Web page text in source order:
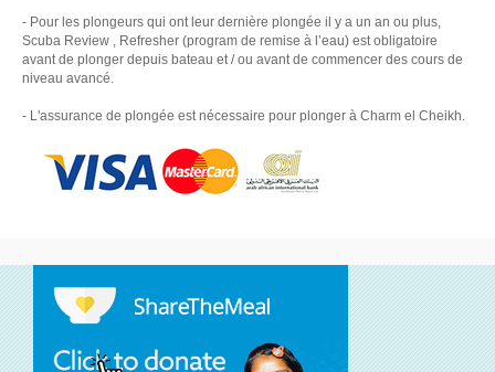
- Pour les plongeurs qui ont leur dernière plongée il y a un an ou plus,
Scuba Review , Refresher (program de remise à l’eau) est obligatoire
avant de plonger depuis bateau et / ou avant de commencer des cours de
niveau avancé.
- L'assurance de plongée est nécessaire pour plonger à Charm el Cheikh.